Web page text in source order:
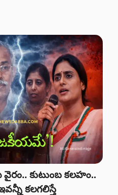
కుటుంబ కలహం..
కలగలిస్తే